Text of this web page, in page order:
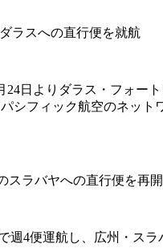
ラスへの直行便を就航
24日よりダラス・フォー
シフィック航空のネッ
スラバヤへの直行便を再
週4便運航し、広州・スラ